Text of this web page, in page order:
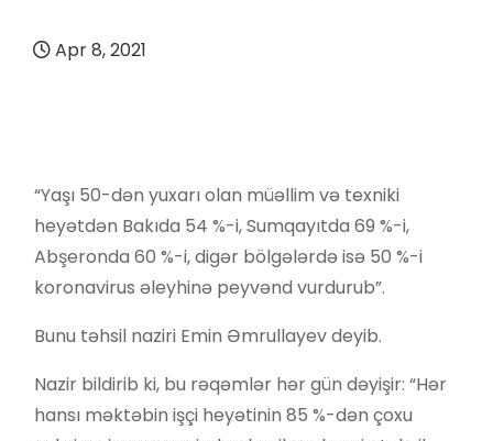
Apr 8, 2021
“Yaşı 50-dən yuxarı olan müəllim və texniki
heyətdən Bakıda 54 %-i, Sumqayıtda 69 %-i,
Abşeronda 60 %-i, digər bölgələrdə isə 50 %-i
koronavirus əleyhinə peyvənd vurdurub”.
Bunu təhsil naziri Emin Əmrullayev deyib.
Nazir bildirib ki, bu rəqəmlər hər gün dəyişir: “Hər
hansı məktəbin işçi heyətinin 85 %-dən çoxu